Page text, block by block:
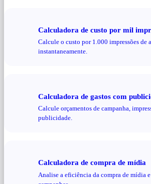
Calculadora de custo por mil
Calcule o custo por 1.000 impressões de
instantaneamente.
Calculadora de gastos com
Calcule orçamentos de campanha,
publicidade.
Calculadora de compra de mídia
Analise a eficiência da compra de mídia